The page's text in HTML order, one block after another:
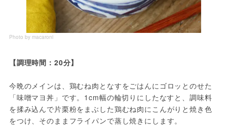
Photo by macaroni
今晩のメインは、鶏むね肉となすをごはんにゴロッとのせた
「味噌マヨ丼」です。1cm幅の輪切りにしたなすと、調味料
を揉み込んで片栗粉をまぶした鶏むね肉にこんがりと焼き色
をつけ、そのままフライパンで蒸し焼きにします。